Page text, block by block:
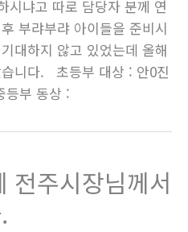
시냐고 따로 담당자 분께 연
부랴부랴 아이들을 준비시
대하지 않고 있었는데 올해
니다. 초등부 대상 : 안0진
등부 동상 :
전주시장님께서